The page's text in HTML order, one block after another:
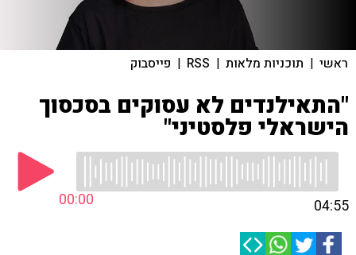
ראשי | תוכניות מלאות |
RSS
| פייסבוק
"התאילנדים לא עסוקים בסכסוך
הישראלי פלסטיני"
00:00 04:55